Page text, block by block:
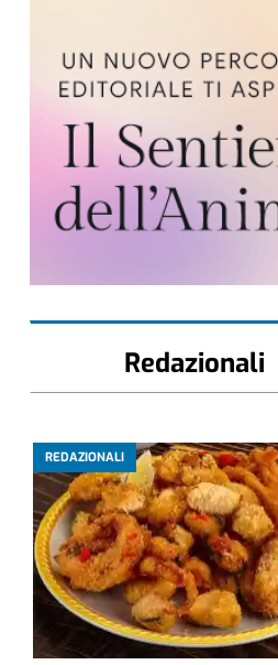
Redazionali
REDAZIONALI